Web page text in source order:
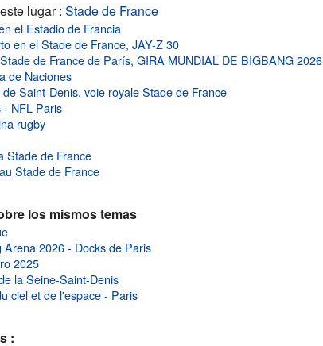
lugar: Stade de France
el Estadio de Francia
en el Stade de France, JAY-Z 30
de France de París, GIRA MUNDIAL DE BIGBANG 2026
de Naciones
Saint-Denis, voie royale Stade de France
NFL Paris
rugby
Stade de France
Stade de France
los mismos temas
Arena 2026 - Docks de Paris
2025
la Seine-Saint-Denis
ciel et de l'espace - Paris
: